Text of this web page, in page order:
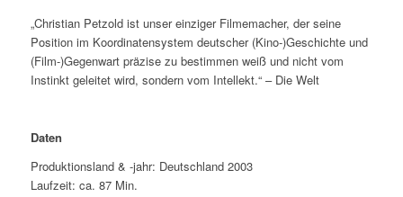
„Christian Petzold ist unser einziger Filmemacher, der seine
Position im Koordinatensystem deutscher (Kino-)Geschichte und
(Film-)Gegenwart präzise zu bestimmen weiß und nicht vom
Instinkt geleitet wird, sondern vom Intellekt.“ – Die Welt
Daten
Produktionsland & -jahr: Deutschland 2003
Laufzeit: ca. 87 Min.